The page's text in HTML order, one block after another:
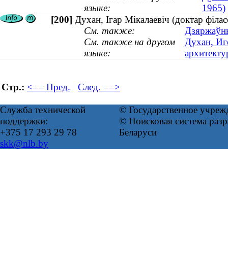
языке:
1965)
[200] Духан, Ігар Мікалаевіч (доктар
См. также:
См. также на другом
языке:
Духан,
Стр.: <== Пред. След. ==>
Служба технической
поддержки:
+375 17 293 29 78
skk@nlb.by
© Государственное
© Поисковая система
Беларуси